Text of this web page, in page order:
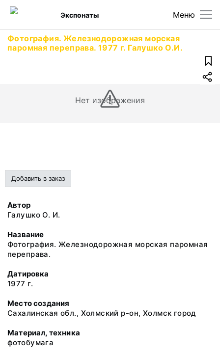
Меню
Экспонаты
Фотография. Железнодорожная морская
паромная переправа. 1977 г. Галушко О.И.
Нет изображения
Добавить в заказ
Автор
Галушко О. И.
Название
Фотография. Железнодорожная морская паромная
переправа.
Датировка
1977 г.
Место создания
Сахалинская обл., Холмский р-он, Холмск город
Материал, техника
фотобумага